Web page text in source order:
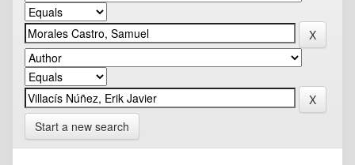
Start a new search